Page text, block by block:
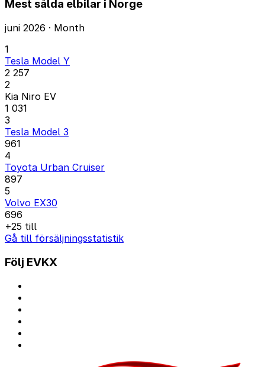
Mest sålda elbilar i Norge
juni 2026 · Month
1
Tesla Model Y
2 257
2
Kia Niro EV
1 031
3
Tesla Model 3
961
4
Toyota Urban Cruiser
897
5
Volvo EX30
696
+25 till
Gå till försäljningsstatistik
Följ EVKX